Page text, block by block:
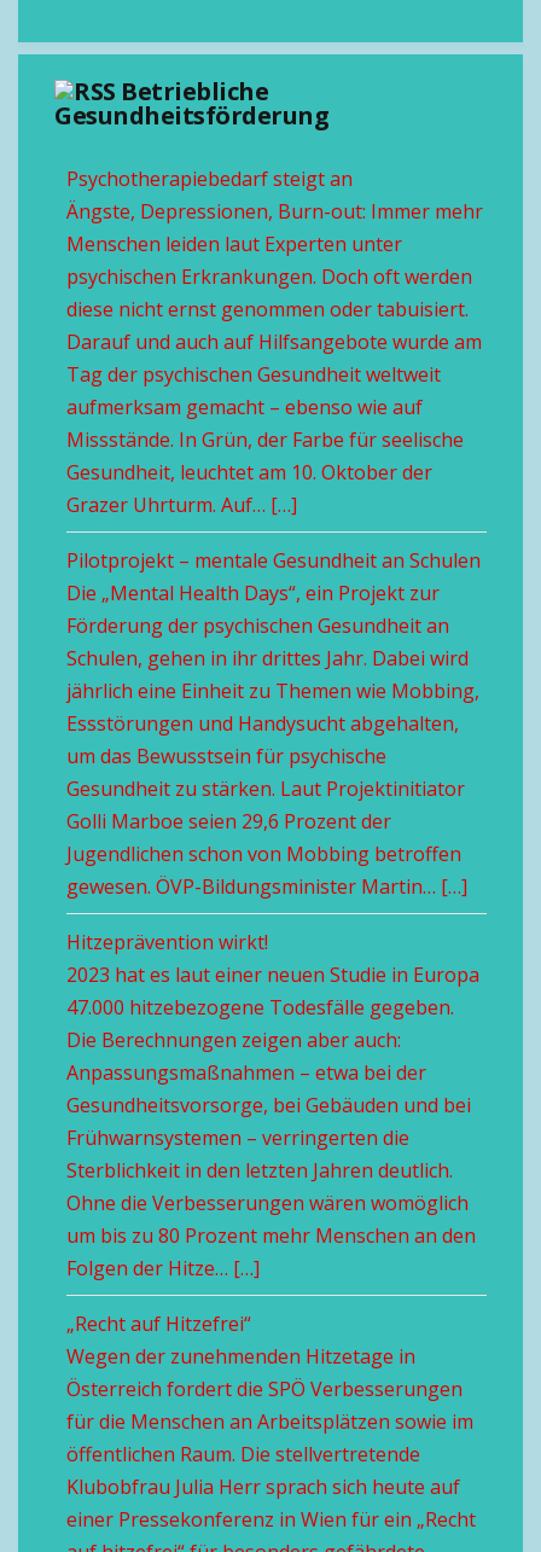
Betriebliche
Gesundheitsförderung
Psychotherapiebedarf steigt an
Ängste, Depressionen, Burn-out: Immer mehr
Menschen leiden laut Experten unter
psychischen Erkrankungen. Doch oft werden
diese nicht ernst genommen oder tabuisiert.
Darauf und auch auf Hilfsangebote wurde am
Tag der psychischen Gesundheit weltweit
aufmerksam gemacht – ebenso wie auf
Missstände. In Grün, der Farbe für seelische
Gesundheit, leuchtet am 10. Oktober der
Grazer Uhrturm. Auf… […]
Pilotprojekt – mentale Gesundheit an Schulen
Die „Mental Health Days“, ein Projekt zur
Förderung der psychischen Gesundheit an
Schulen, gehen in ihr drittes Jahr. Dabei wird
jährlich eine Einheit zu Themen wie Mobbing,
Essstörungen und Handysucht abgehalten,
um das Bewusstsein für psychische
Gesundheit zu stärken. Laut Projektinitiator
Golli Marboe seien 29,6 Prozent der
Jugendlichen schon von Mobbing betroffen
gewesen. ÖVP-Bildungsminister Martin… […]
Hitzeprävention wirkt!
2023 hat es laut einer neuen Studie in Europa
47.000 hitzebezogene Todesfälle gegeben.
Die Berechnungen zeigen aber auch:
Anpassungsmaßnahmen – etwa bei der
Gesundheitsvorsorge, bei Gebäuden und bei
Frühwarnsystemen – verringerten die
Sterblichkeit in den letzten Jahren deutlich.
Ohne die Verbesserungen wären womöglich
um bis zu 80 Prozent mehr Menschen an den
Folgen der Hitze… […]
„Recht auf Hitzefrei“
Wegen der zunehmenden Hitzetage in
Österreich fordert die SPÖ Verbesserungen
für die Menschen an Arbeitsplätzen sowie im
öffentlichen Raum. Die stellvertretende
Klubobfrau Julia Herr sprach sich heute auf
einer Pressekonferenz in Wien für ein „Recht